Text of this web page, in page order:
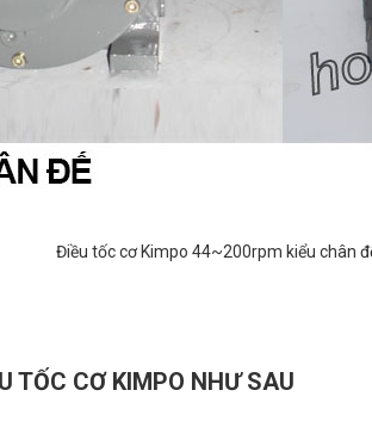
Điều tốc cơ Kimpo 44~200rpm kiểu chân
TỐC CƠ KIMPO NHƯ SAU